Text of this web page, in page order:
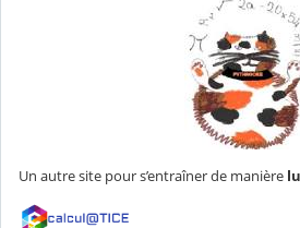
Un autre site pour s’entraîner de manière